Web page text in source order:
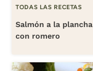
TODAS LAS RECETAS
Salmón a la plancha
con romero